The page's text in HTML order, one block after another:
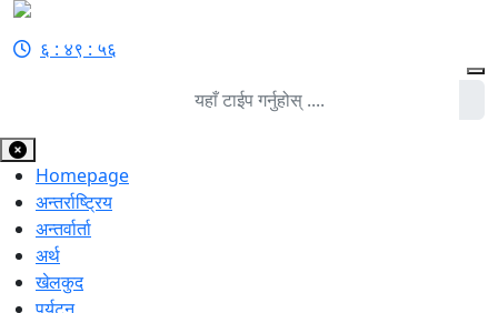
६ : ४९ : ५६
Homepage
अन्तर्राष्ट्रिय
अन्तर्वार्ता
अर्थ
खेलकुद